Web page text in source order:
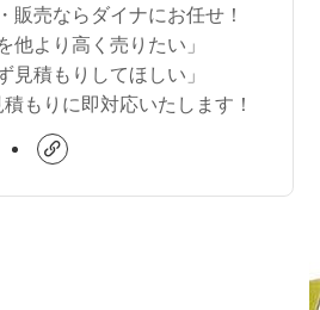
販売ならダイナにお任せ！
他より高く売りたい」
見積もりしてほしい」
もりに即対応いたします！